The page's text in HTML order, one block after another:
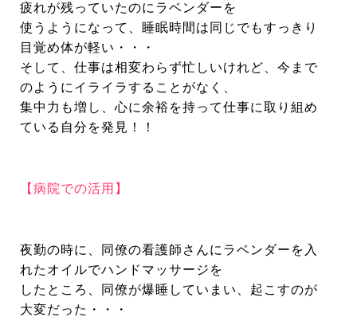
疲れが残っていたのにラベンダーを
使うようになって、睡眠時間は同じでもすっきり
目覚め体が軽い・・・
そして、仕事は相変わらず忙しいけれど、今まで
のようにイライラすることがなく、
集中力も増し、心に余裕を持って仕事に取り組め
ている自分を発見！！
【病院での活用】
夜勤の時に、同僚の看護師さんにラベンダーを入
れたオイルでハンドマッサージを
したところ、同僚が爆睡していまい、起こすのが
大変だった・・・